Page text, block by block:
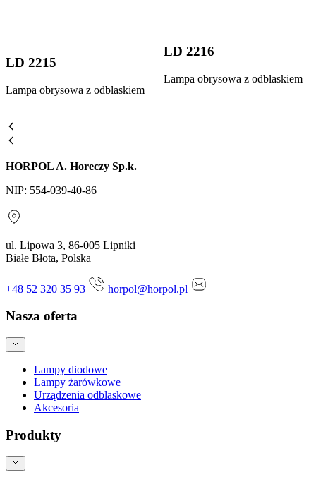
LD 2215
Lampa obrysowa z odblaskiem
LD 2216
Lampa obrysowa z odblaskiem
HORPOL A. Horeczy Sp.k.
NIP: 554-039-40-86
ul. Lipowa 3, 86-005 Lipniki
Białe Błota, Polska
+48 52 320 35 93 horpol@horpol.pl
Nasza oferta
Lampy diodowe
Lampy żarówkowe
Urządzenia odblaskowe
Akcesoria
Produkty